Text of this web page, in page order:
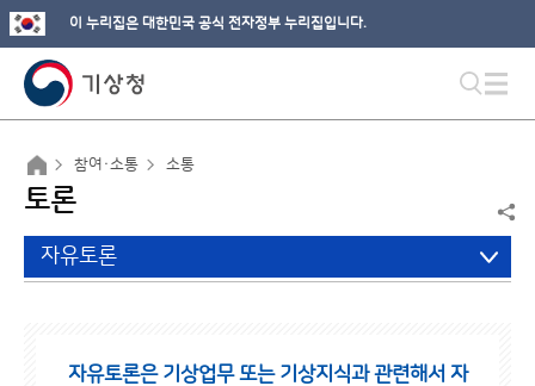
이 누리집은 대한민국 공식 전자정부 누리집입니다.
참여·소통 소통
토론
자유토론
자유토론은 기상업무 또는 기상지식과 관련해서 자